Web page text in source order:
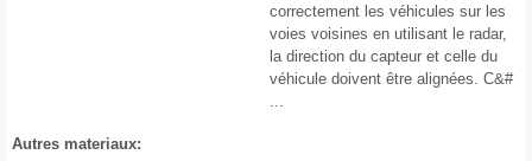
correctement les véhicules sur les
voies voisines en utilisant le radar,
la direction du capteur et celle du
véhicule doivent être alignées. C&#
...
Autres materiaux: